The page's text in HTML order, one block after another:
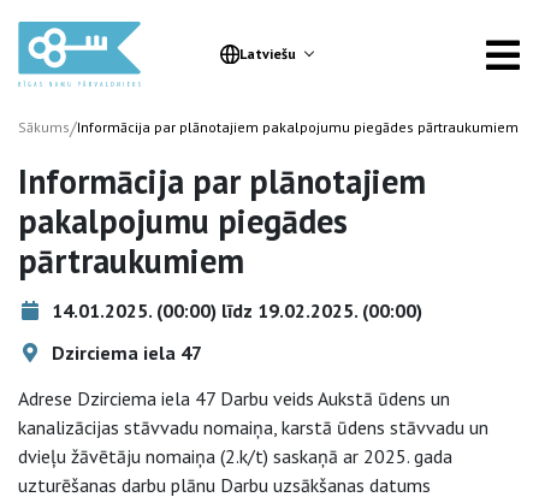
Latviešu
Sākums/Informācija par plānotajiem pakalpojumu piegādes pārtraukumiem
Informācija par plānotajiem
pakalpojumu piegādes
pārtraukumiem
14.01.2025. (00:00) līdz 19.02.2025. (00:00)
Dzirciema iela 47
Adrese Dzirciema iela 47 Darbu veids Aukstā ūdens un
kanalizācijas stāvvadu nomaiņa, karstā ūdens stāvvadu un
dvieļu žāvētāju nomaiņa (2.k/t) saskaņā ar 2025. gada
uzturēšanas darbu plānu Darbu uzsākšanas datums